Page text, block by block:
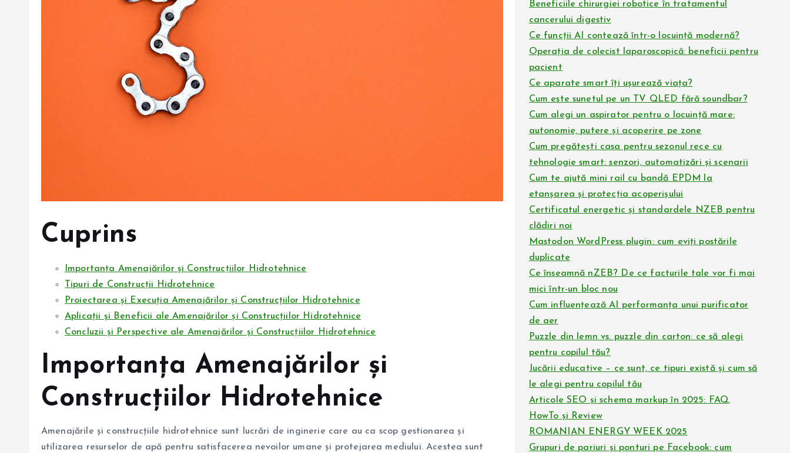
Cuprins
Importanța Amenajărilor și Construcțiilor Hidrotehnice
Tipuri de Construcții Hidrotehnice
Proiectarea și Execuția Amenajărilor și Construcțiilor Hidrotehnice
Aplicații și Beneficii ale Amenajărilor și Construcțiilor Hidrotehnice
Concluzii și Perspective ale Amenajărilor și Construcțiilor Hidrotehnice
Importanța Amenajărilor și
Construcțiilor Hidrotehnice
Amenajările și construcțiile hidrotehnice sunt lucrări de inginerie care au ca scop gestionarea și
utilizarea resurselor de apă pentru satisfacerea nevoilor umane și protejarea mediului. Acestea sunt
Beneficiile chirurgiei robotice în tratamentul
cancerului digestiv
Ce funcții AI contează într-o locuință modernă?
Operația de colecist laparoscopică: beneficii pentru
pacient
Ce aparate smart îți ușurează viața?
Cum este sunetul pe un TV QLED fără soundbar?
Cum alegi un aspirator pentru o locuință mare:
autonomie, putere și acoperire pe zone
Cum pregătești casa pentru sezonul rece cu
tehnologie smart: senzori, automatizări și scenarii
Cum te ajută mini rail cu bandă EPDM la
etanșarea și protecția acoperișului
Certificatul energetic și standardele NZEB pentru
clădiri noi
Mastodon WordPress plugin: cum eviți postările
duplicate
Ce înseamnă nZEB? De ce facturile tale vor fi mai
mici într-un bloc nou
Cum influențează AI performanța unui purificator
de aer
Puzzle din lemn vs. puzzle din carton: ce să alegi
pentru copilul tău?
Jucării educative – ce sunt, ce tipuri există și cum să
le alegi pentru copilul tău
Articole SEO și schema markup în 2025: FAQ,
HowTo și Review
ROMANIAN ENERGY WEEK 2025
Grupuri de pariuri și ponturi pe Facebook: cum